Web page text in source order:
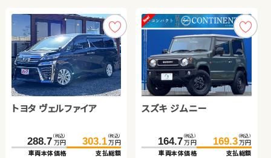
トヨタ ヴェルファイア
288.7 （税込）
万円
車両本体価格
303.1 （税込）
万円
支払総額
スズキ ジムニー
164.7 （税込）
万円
車両本体価格
169.3 （税込）
万円
支払総額
スズキ ジムニー
59.7（税込）
万円
63.0
諸費用：3.3 万円（税込）
なし 岡山県
トヨタ ヴォクシー ハイブ
リッド
197.9（税込）
万円
諸費用：11.8万円（税込）
あり
トヨタ ルーミー
185.8 （税込）
万円
車両本体価格
199.7 （税込）
万円
支払総額
日産 セレナ